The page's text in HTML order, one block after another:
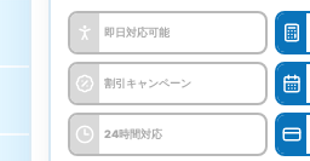
18700円
室外機
6600円
栃木県 MOKA
見積もり料金
見積無料
即日対応可能
割引キャンペーン
24時間対応